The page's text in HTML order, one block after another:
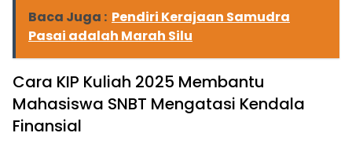
Baca Juga : Pendiri Kerajaan Samudra
Pasai adalah Marah Silu
Cara KIP Kuliah 2025 Membantu
Mahasiswa SNBT Mengatasi Kendala
Finansial